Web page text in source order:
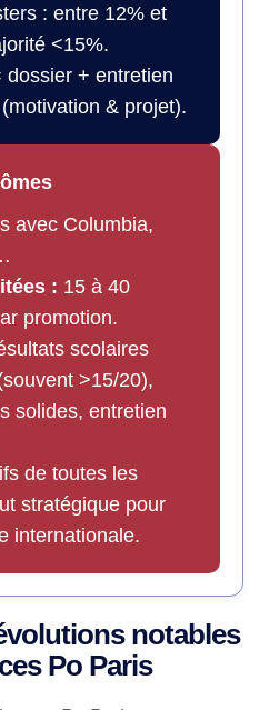
: entre 12% et
<15%.
dossier + entretien
& projet).
avec Columbia,
: 15 à 40
promotion.
scolaires
>15/20),
solides, entretien
de toutes les
stratégique pour
internationale.
notables
Po Paris